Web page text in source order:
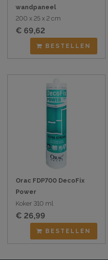
wandpaneel
200 x 25 x 2 cm
€ 69,62
BESTELLEN
Orac FDP700 DecoFix
Power
Koker 310 ml
€ 26,99
BESTELLEN